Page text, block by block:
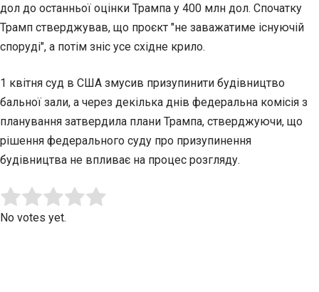
дол до останньої оцінки Трампа у 400 млн дол. Спочатку
Трамп стверджував, що проєкт "не заважатиме існуючій
споруді", а потім зніс усе східне крило.
1 квітня суд в США змусив призупинити будівництво
бальної зали, а через декілька днів федеральна комісія з
планування затвердила плани Трампа, стверджуючи, що
рішення федерального суду про призупинення
будівництва не впливає на процес розгляду.
Rate this item:
No votes yet.